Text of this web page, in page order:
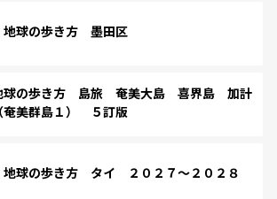
球の歩き方 墨田区
球の歩き方 島旅 奄美大島 喜界島 加計
奄美群島１） ５訂版
球の歩き方 タイ ２０２７～２０２８